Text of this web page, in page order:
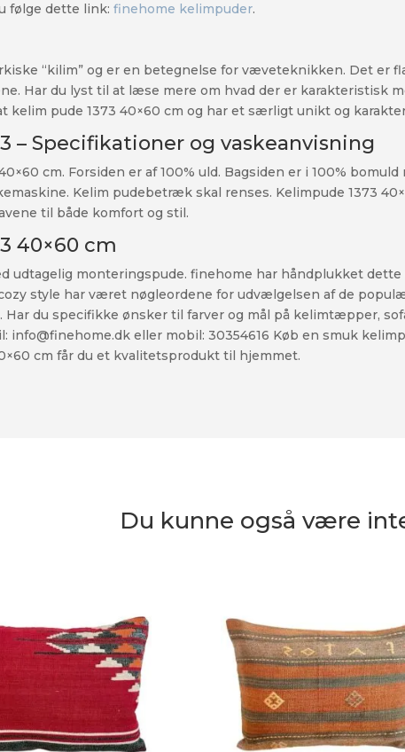
følge dette link:finehome kelimpuder.
“kilim” og er en betegnelse for væveteknikken. Det er
Har du lyst til at læse mere om hvad der er karakteristisk
kelim pude 1373 40×60 cm og har et særligt unikt og
– Specifikationer og vaskeanvisning
cm. Forsiden er af 100% uld. Bagsiden er i 100%
Kelim pudebetræk skal renses. Kelimpude 1373
til både komfort og stil.
40×60 cm
udtagelig monteringspude. finehome har håndplukket
style har været nøgleordene for udvælgelsen af de
Har du specifikke ønsker til farver og mål på kelimtæpper,
info@finehome.dk eller mobil: 30354616 Køb en smuk
cm får du et kvalitetsprodukt til hjemmet.
Du kunne også være